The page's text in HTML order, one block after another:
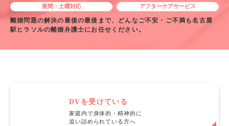
夜間・土曜対応
アフターケアサービス
離婚問題の解決の最後の最後まで、どんなご不安・ご不満も名古屋
駅ヒラソルの離婚弁護士にお任せください。
DVを受けている
家庭内で身体的・精神的に
追い詰められている方へ